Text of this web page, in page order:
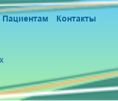
Пациентам
Контакты